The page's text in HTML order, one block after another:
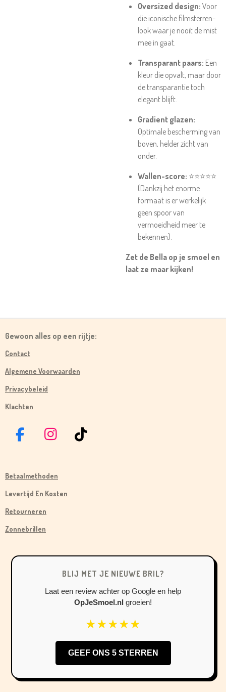
Oversized design: Voor
die iconische filmsterren-
look waar je nooit de mist
mee in gaat.
Transparant paars: Een
kleur die opvalt, maar door
de transparantie toch
elegant blijft.
Gradient glazen:
Optimale bescherming van
boven, helder zicht van
onder.
Wallen-score: ⭐⭐⭐⭐⭐
(Dankzij het enorme
formaat is er werkelijk
geen spoor van
vermoeidheid meer te
bekennen).
Zet de Bella op je smoel en
laat ze maar kijken!
Gewoon alles op een rijtje:
Contact
Algemene Voorwaarden
Privacybeleid
Klachten
F
E
B
O
O
I
T
A
M
T
Betaalmethoden
Levertijd En Kosten
Retourneren
Zonnebrillen
BLIJ MET JE NIEUWE BRIL?
Laat een review achter op Google en help
OpJeSmoel.nl groeien!
★★★★★
GEEF ONS 5 STERREN